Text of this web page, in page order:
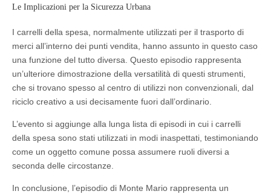
Le Implicazioni per la Sicurezza Urbana
I carrelli della spesa, normalmente utilizzati per il trasporto di
merci all’interno dei punti vendita, hanno assunto in questo caso
una funzione del tutto diversa. Questo episodio rappresenta
un’ulteriore dimostrazione della versatilità di questi strumenti,
che si trovano spesso al centro di utilizzi non convenzionali, dal
riciclo creativo a usi decisamente fuori dall’ordinario.
L’evento si aggiunge alla lunga lista di episodi in cui i carrelli
della spesa sono stati utilizzati in modi inaspettati, testimoniando
come un oggetto comune possa assumere ruoli diversi a
seconda delle circostanze.
In conclusione, l’episodio di Monte Mario rappresenta un